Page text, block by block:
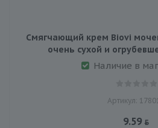
Смягчающий крем Biovi
очень сухой и
Наличие в
Артикул:
9.59